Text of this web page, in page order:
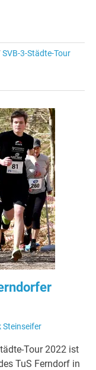
SVB-3-Städte-Tour
Steinseifer
Tour 2022 ist
TuS Ferndorf in